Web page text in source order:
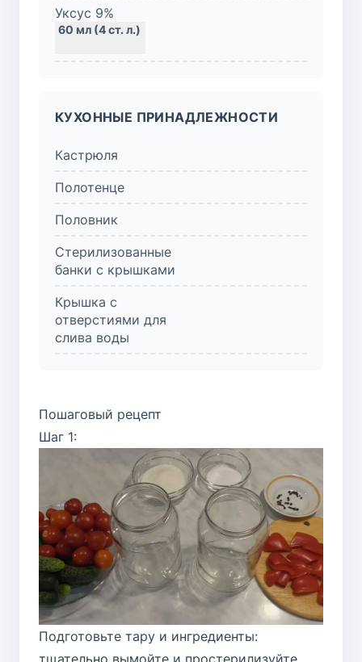
Уксус 9%
КУХОННЫЕ ПРИНАДЛЕЖНОСТИ
Кастрюля
Полотенце
Половник
Стерилизованные
банки с крышками
Крышка с
отверстиями для
слива воды
Пошаговый рецепт
Шаг 1:
Подготовьте тару и ингредиенты: